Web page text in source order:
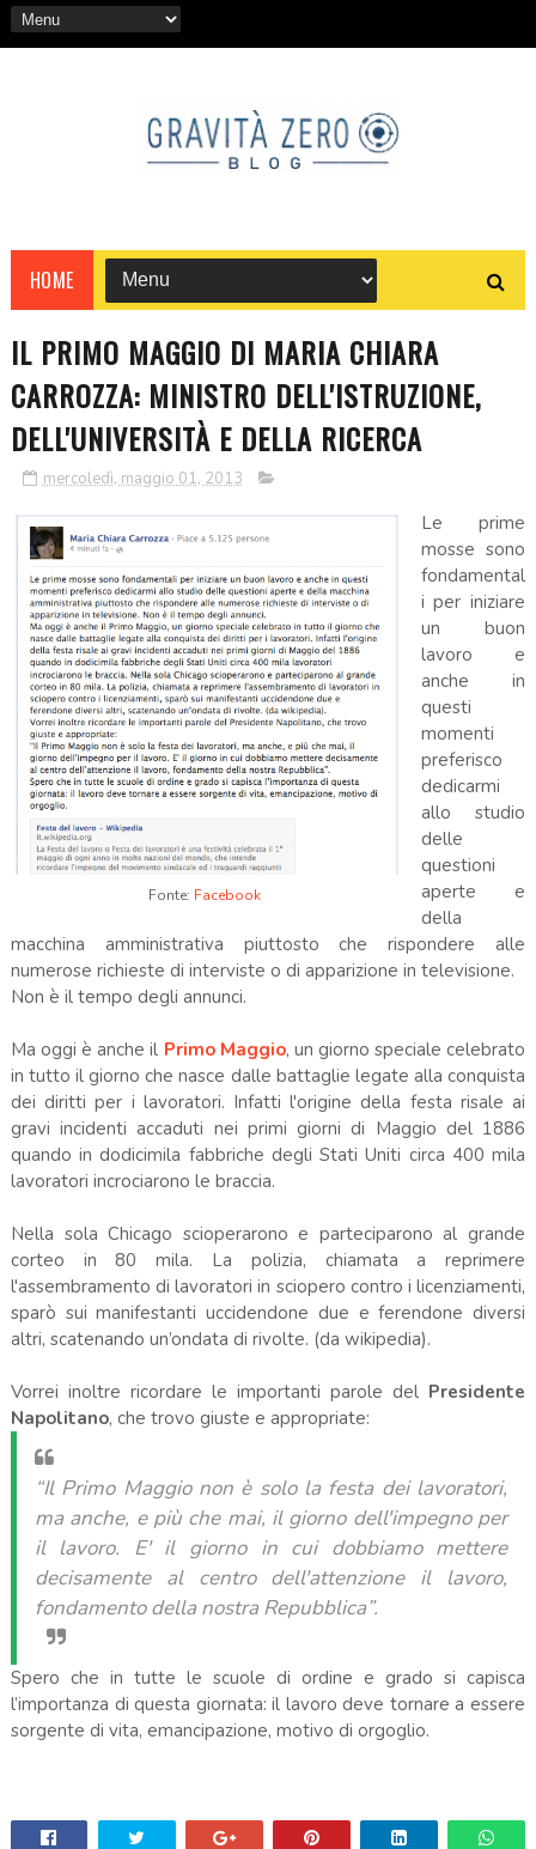
HOME
IL PRIMO MAGGIO DI MARIA CHIARA
CARROZZA: MINISTRO DELL'ISTRUZIONE,
DELL'UNIVERSITÀ E DELLA RICERCA
mercoledì, maggio 01, 2013
Fonte: Facebook
Le prime
mosse sono
fondamental
i per iniziare
un buon
lavoro e
anche in
questi
momenti
preferisco
dedicarmi
allo studio
delle
questioni
aperte e
della
macchina amministrativa piuttosto che rispondere alle
numerose richieste di interviste o di apparizione in televisione.
Non è il tempo degli annunci.
Ma oggi è anche il Primo Maggio, un giorno speciale celebrato
in tutto il giorno che nasce dalle battaglie legate alla conquista
dei diritti per i lavoratori. Infatti l'origine della festa risale ai
gravi incidenti accaduti nei primi giorni di Maggio del 1886
quando in dodicimila fabbriche degli Stati Uniti circa 400 mila
lavoratori incrociarono le braccia.
Nella sola Chicago scioperarono e parteciparono al grande
corteo in 80 mila. La polizia, chiamata a reprimere
l'assembramento di lavoratori in sciopero contro i licenziamenti,
sparò sui manifestanti uccidendone due e ferendone diversi
altri, scatenando un’ondata di rivolte. (da wikipedia).
Vorrei inoltre ricordare le importanti parole del Presidente
Napolitano, che trovo giuste e appropriate:
“Il Primo Maggio non è solo la festa dei lavoratori,
ma anche, e più che mai, il giorno dell'impegno per
il lavoro. E' il giorno in cui dobbiamo mettere
decisamente al centro dell'attenzione il lavoro,
fondamento della nostra Repubblica”.
Spero che in tutte le scuole di ordine e grado si capisca
l’importanza di questa giornata: il lavoro deve tornare a essere
sorgente di vita, emancipazione, motivo di orgoglio.